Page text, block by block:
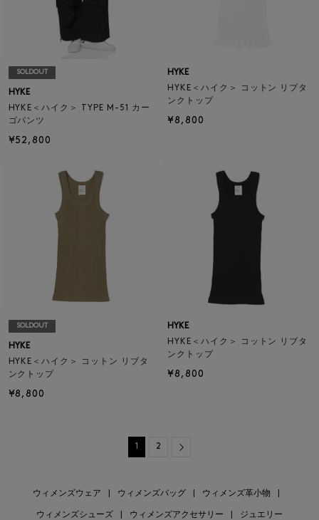
SOLDOUT
HYKE
HYKE＜ハイク＞ TYPE M-51 カー
ゴパンツ
¥52,800
HYKE
HYKE＜ハイク＞ コットン リブタ
ンクトップ
¥8,800
SOLDOUT
HYKE
HYKE＜ハイク＞ コットン リブタ
ンクトップ
¥8,800
HYKE
HYKE＜ハイク＞ コットン リブタ
ンクトップ
¥8,800
1 2
ウィメンズウェア ウィメンズバッグ ウィメンズ革小物
ウィメンズシューズ ウィメンズアクセサリー ジュエリー